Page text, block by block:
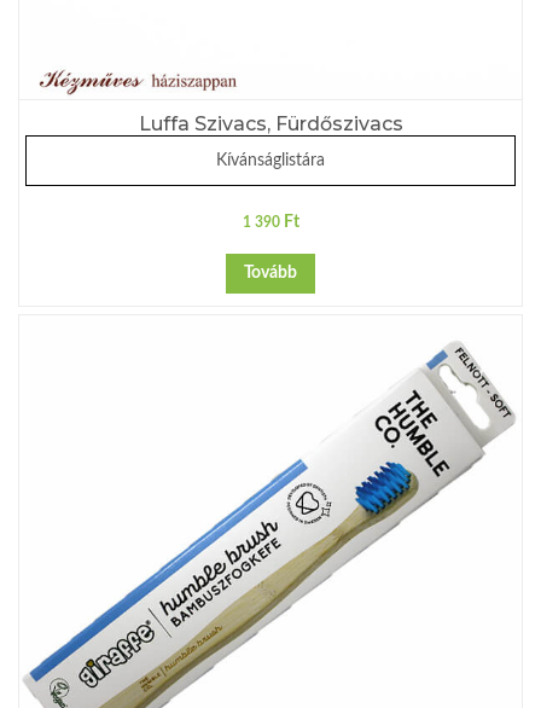
Luffa Szivacs, Fürdőszivacs
Kívánságlistára
1 390 Ft
Tovább